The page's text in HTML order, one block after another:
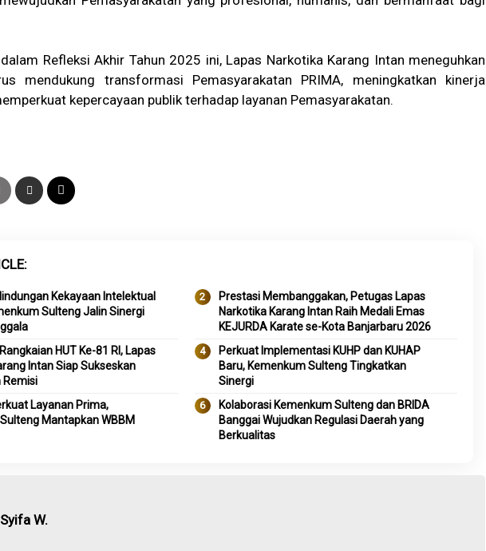
Refleksi Akhir Tahun 2025 ini, Lapas Narkotika Karang Intan meneguhkan
mendukung transformasi Pemasyarakatan PRIMA, meningkatkan kinerja
kepercayaan publik terhadap layanan Pemasyarakatan.
Kekayaan Intelektual
Sulteng Jalin Sinergi
Prestasi Membanggakan, Petugas Lapas
Narkotika Karang Intan Raih Medali Emas
KEJURDA Karate se-Kota Banjarbaru 2026
HUT Ke-81 RI, Lapas
Intan Siap Sukseskan
Remisi
Perkuat Implementasi KUHP dan KUHAP
Baru, Kemenkum Sulteng Tingkatkan
Sinergi
Layanan Prima,
Mantapkan WBBM
Kolaborasi Kemenkum Sulteng dan BRIDA
Banggai Wujudkan Regulasi Daerah yang
Berkualitas
Syifa W.